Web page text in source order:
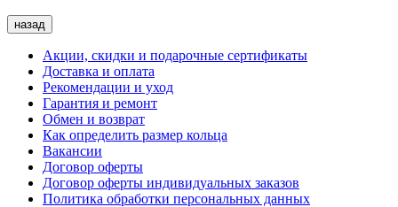
назад
Акции, скидки и подарочные сертификаты
Доставка и оплата
Рекомендации и уход
Гарантия и ремонт
Обмен и возврат
Как определить размер кольца
Вакансии
Договор оферты
Договор оферты индивидуальных заказов
Политика обработки персональных данных